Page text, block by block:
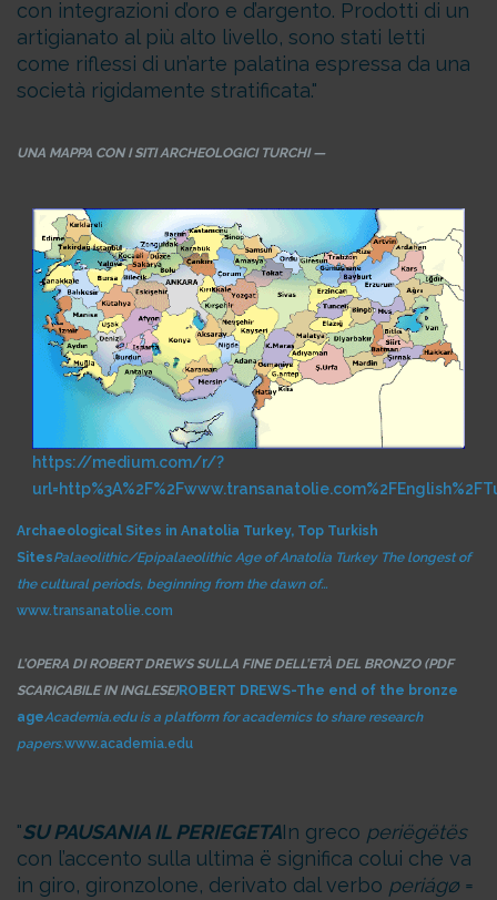
con integrazioni d’oro e d’argento. Prodotti di un
artigianato al più alto livello, sono stati letti
come riflessi di un’arte palatina espressa da una
società rigidamente stratificata.
UNA MAPPA CON I SITI ARCHEOLOGICI TURCHI —
https://medium.com/r/?
Archaeological Sites in Anatolia Turkey, Top Turkish
SitesPalaeolithic/Epipalaeolithic Age of Anatolia Turkey The longest of
the cultural periods, beginning from the dawn of…
www.transanatolie.com
L’OPERA DI ROBERT DREWS SULLA FINE DELL’ETÀ DEL BRONZO (PDF
SCARICABILE IN INGLESE)ROBERT DREWS-The end of the bronze
ageAcademia.edu is a platform for academics to share research
papers.www.academia.edu
SU PAUSANIA IL PERIEGETAIn greco periëgëtës
con l’accento sulla ultima ë significa colui che va
in giro, gironzolone, derivato dal verbo periágø =